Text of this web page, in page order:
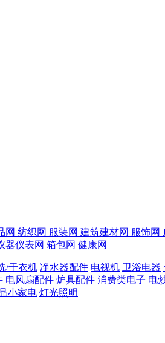
网 纺织网 服装网 建筑建材网 服饰网
器仪表网 箱包网 健康网
/干衣机 净水器配件 电视机 卫浴电器
电风扇配件 炉具配件 消费类电子 电
小家电 灯光照明